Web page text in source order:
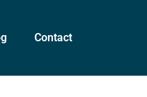
Contact